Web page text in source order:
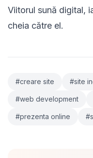
Viitorul sună digital,
cheia către el.
#creare site #site
#web development
#prezenta online